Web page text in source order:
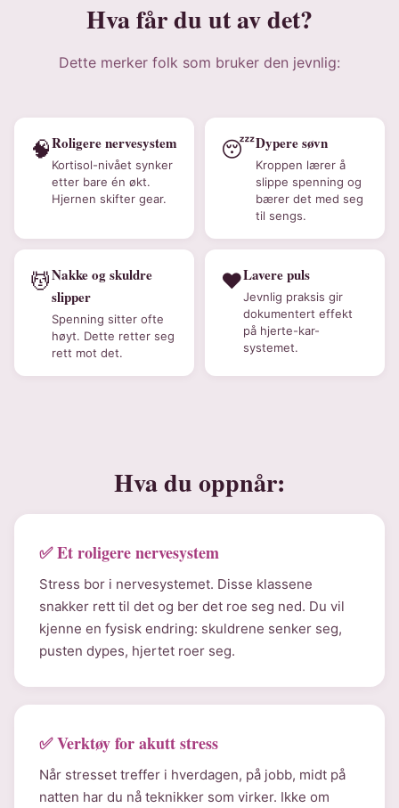
Hva får du ut av det?
Dette merker folk som bruker den jevnlig:
🧠Roligere nervesystem
Kortisol-nivået synker
etter bare én økt.
Hjernen skifter gear.
😴Dypere søvn
Kroppen lærer å
slippe spenning og
bærer det med seg
til sengs.
💆Nakke og skuldre
slipper
Spenning sitter ofte
høyt. Dette retter seg
rett mot det.
❤️Lavere puls
Jevnlig praksis gir
dokumentert effekt
på hjerte-kar-
systemet.
Hva du oppnår:
✅ Et roligere nervesystem
Stress bor i nervesystemet. Disse klassene
snakker rett til det og ber det roe seg ned. Du vil
kjenne en fysisk endring: skuldrene senker seg,
pusten dypes, hjertet roer seg.
✅ Verktøy for akutt stress
Når stresset treffer i hverdagen, på jobb, midt på
natten har du nå teknikker som virker. Ikke om